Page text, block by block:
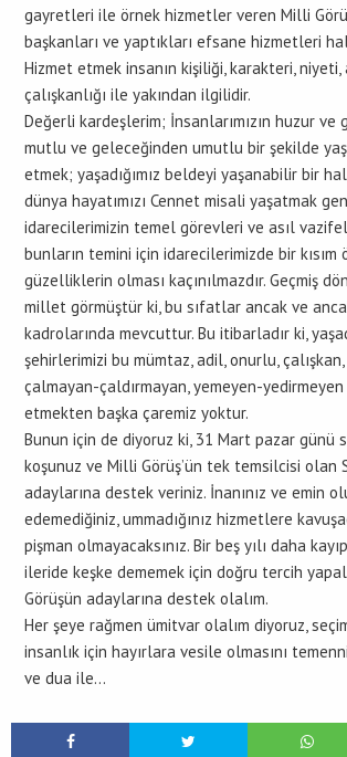
gayretleri ile örnek hizmetler veren Milli
başkanları ve yaptıkları efsane hizmetleri
Hizmet etmek insanın kişiliği, karakteri, niyeti,
çalışkanlığı ile yakından ilgilidir.
Değerli kardeşlerim; İnsanlarımızın huzur ve
mutlu ve geleceğinden umutlu bir şekilde
etmek; yaşadığımız beldeyi yaşanabilir bir
dünya hayatımızı Cennet misali yaşatmak
idarecilerimizin temel görevleri ve asıl
bunların temini için idarecilerimizde bir
güzelliklerin olması kaçınılmazdır. Geçmiş
millet görmüştür ki, bu sıfatlar ancak ve
kadrolarında mevcuttur. Bu itibarladır ki,
şehirlerimizi bu mümtaz, adil, onurlu,
çalmayan-çaldırmayan, yemeyen-
etmekten başka çaremiz yoktur.
Bunun için de diyoruz ki, 31 Mart pazar günü
koşunuz ve Milli Görüş’ün tek temsilcisi olan
adaylarına destek veriniz. İnanınız ve emin
edemediğiniz, ummadığınız hizmetlere
pişman olmayacaksınız. Bir beş yılı daha
ileride keşke dememek için doğru tercih
Görüşün adaylarına destek olalım.
Her şeye rağmen ümitvar olalım diyoruz,
insanlık için hayırlara vesile olmasını
ve dua ile…